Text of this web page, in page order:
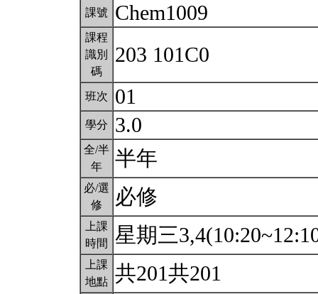
課號 Chem1009
課程
識別
碼
203 101C0
班次 01
學分 3.0
全/半
年
半年
必/選
修
必修
上課
時間
星期三
上課
地點 共201共201